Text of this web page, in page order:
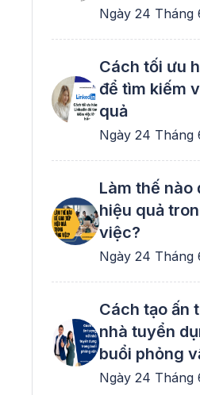
Ngày 24 Tháng
Cách tối ưu
để tìm kiếm
quả
Ngày 24 Tháng
Làm thế nào
hiệu quả
việc?
Ngày 24 Tháng
Cách tạo ấn
nhà tuyển
buổi phỏng
Ngày 24 Tháng